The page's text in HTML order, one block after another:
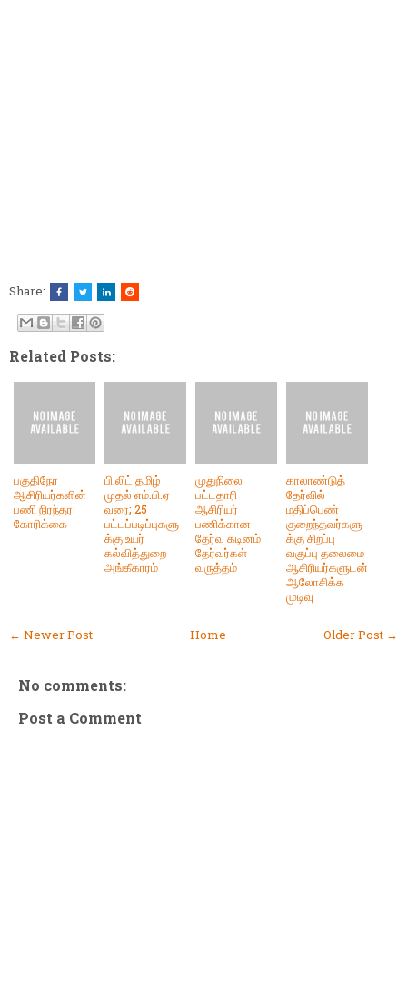
Share:
Related Posts:
பகுதிநேர
ஆசிரியர்களின்
பணி நிரந்தர
கோரிக்கை
பி.லிட் தமிழ்
முதல் எம்.பி.ஏ
வரை; 25
பட்டப்படிப்புகளு
க்கு உயர்
கல்வித்துறை
அங்கீகாரம்
முதுநிலை
பட்டதாரி
ஆசிரியர்
பணிக்கான
தேர்வு கடினம்
தேர்வர்கள்
வருத்தம்
காலாண்டுத்
தேர்வில்
மதிப்பெண்
குறைந்தவர்களு
க்கு சிறப்பு
வகுப்பு தலைமை
ஆசிரியர்களுடன்
ஆலோசிக்க
முடிவு
← Newer Post Older Post →
Home
No comments:
Post a Comment